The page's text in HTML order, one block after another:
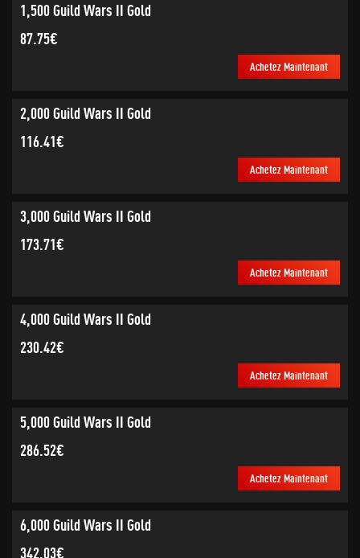
1,500 Guild Wars II Gold
87.75€
Achetez Maintenant
2,000 Guild Wars II Gold
116.41€
Achetez Maintenant
3,000 Guild Wars II Gold
173.71€
Achetez Maintenant
4,000 Guild Wars II Gold
230.42€
Achetez Maintenant
5,000 Guild Wars II Gold
286.52€
Achetez Maintenant
6,000 Guild Wars II Gold
342.03€